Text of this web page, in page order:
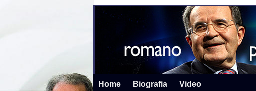
Home Biografia Video